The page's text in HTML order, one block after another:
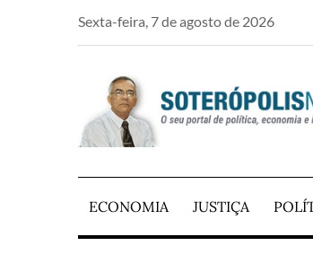
Sexta-feira, 7 de agosto de 2026
PORTAL DE NOTÍCIAS DE
ECONOMIA JUSTIÇA